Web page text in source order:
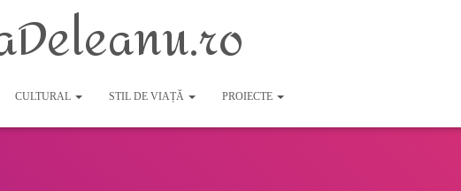
CULTURAL STIL DE VIAȚĂ PROIECTE